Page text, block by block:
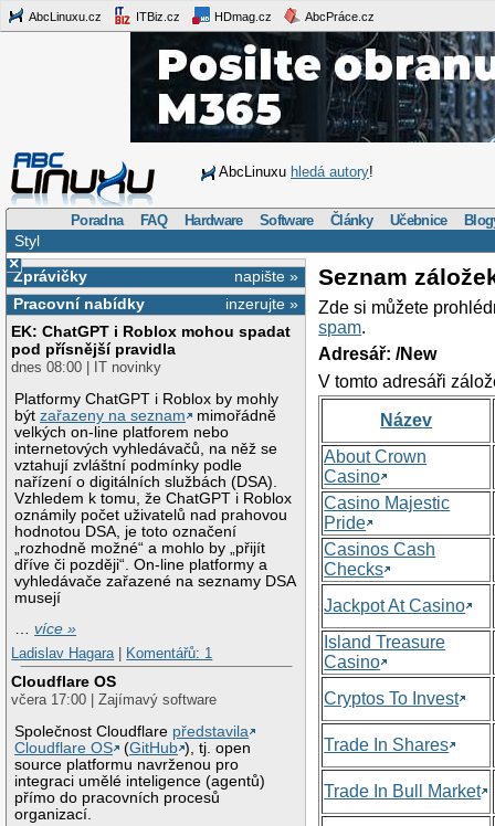
AbcLinuxu.cz ITBiz.cz HDmag.cz AbcPráce.cz
AbcLinuxu hledá autory!
Poradna FAQ Hardware Software Články Učebnice
Styl
×
napište »
Zprávičky
inzerujte »
Pracovní nabídky
EK: ChatGPT i Roblox mohou spadat
pod přísnější pravidla
dnes 08:00 | IT novinky
Platformy ChatGPT i Roblox by mohly
býtzařazeny na seznam
mimořádně
velkých on-line platforem nebo
internetových vyhledávačů, na něž se
vztahují zvláštní podmínky podle
nařízení o digitálních službách (DSA).
Vzhledem k tomu, že ChatGPT i Roblox
oznámily počet uživatelů nad prahovou
hodnotou DSA, je toto označení
„rozhodně možné“ a mohlo by „přijít
dříve či později“. On-line platformy a
vyhledávače zařazené na seznamy DSA
musejí
…více »
Ladislav Hagara
Komentářů: 1
Cloudflare OS
včera 17:00 | Zajímavý software
Společnost Cloudflare představila
Cloudflare OS
(GitHub ), tj. open
source platformu navrženou pro
integraci umělé inteligence (agentů)
přímo do pracovních procesů
organizací.
Seznam
Zde si můžete
spam.
Adresář: /New
V tomto adresáři
Název
About Crown
Casino
Casino Majestic
Pride
Casinos Cash
Checks
Jackpot At Casino
Island Treasure
Casino
Cryptos To Invest
Trade In Shares
Trade In Bull Market